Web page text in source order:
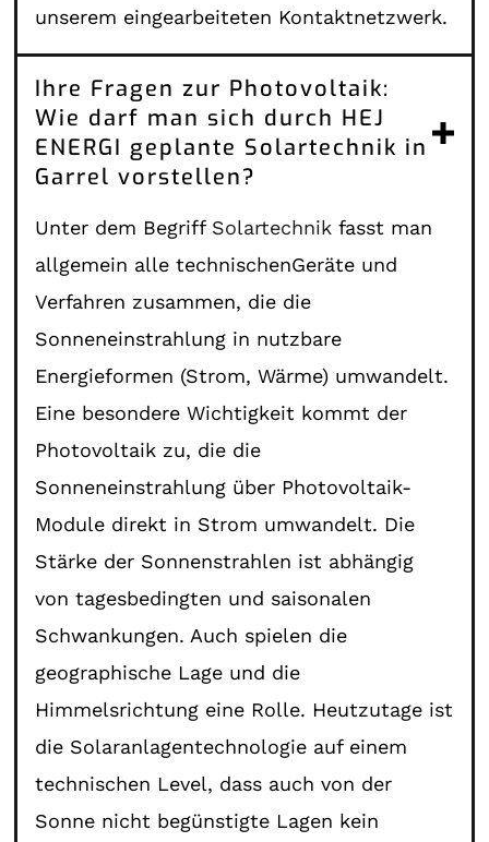
unserem eingearbeiteten Kontaktnetzwerk.
Ihre Fragen zur Photovoltaik:
Wie darf man sich durch HEJ
ENERGI geplante Solartechnik in
Garrel vorstellen?
Unter dem Begriff Solartechnik fasst man
allgemein alle technischenGeräte und
Verfahren zusammen, die die
Sonneneinstrahlung in nutzbare
Energieformen (Strom, Wärme) umwandelt.
Eine besondere Wichtigkeit kommt der
Photovoltaik zu, die die
Sonneneinstrahlung über Photovoltaik-
Module direkt in Strom umwandelt. Die
Stärke der Sonnenstrahlen ist abhängig
von tagesbedingten und saisonalen
Schwankungen. Auch spielen die
geographische Lage und die
Himmelsrichtung eine Rolle. Heutzutage ist
die Solaranlagentechnologie auf einem
technischen Level, dass auch von der
Sonne nicht begünstigte Lagen kein